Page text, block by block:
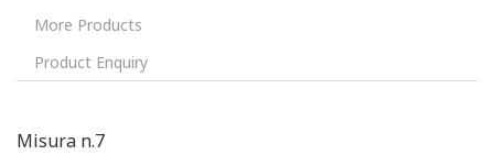
More Products
Product Enquiry
Misura n.7